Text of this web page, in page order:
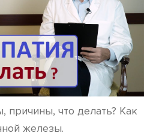
что делать? Как
железы.